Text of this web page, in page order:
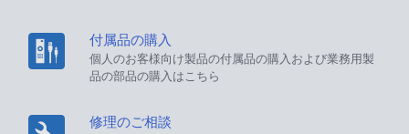
付属品の購入
個人のお客様向け製品の付属品の購入および業務用製
品の部品の購入はこちら
修理のご相談